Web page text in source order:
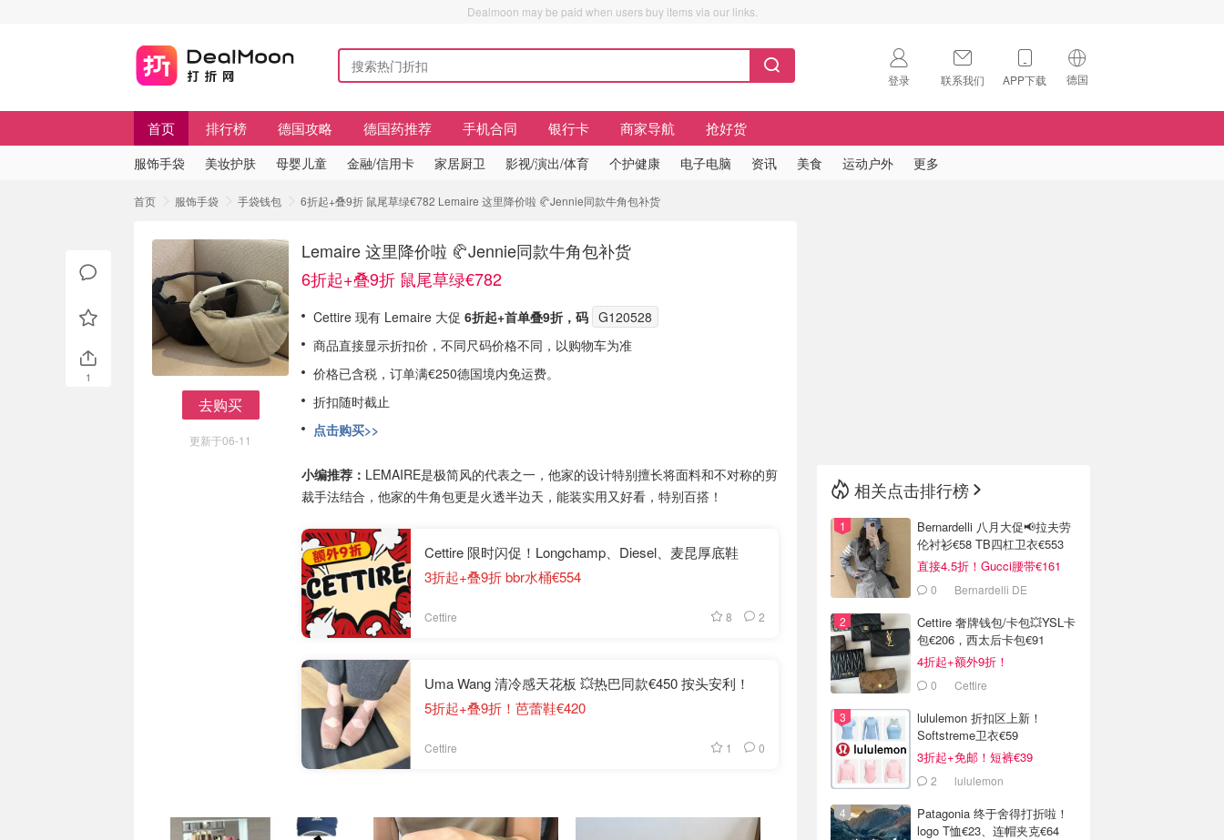
Dealmoon may be paid when users buy items via our links.
登录 联系我们 APP下载 德国
🇺🇸
首页 排行榜 德国攻略 德国药推荐 手机合同 银行卡 商家导航 抢好货
服饰手袋 美妆护肤 母婴儿童 金融/信用卡 家居厨卫 影视/演出/体育 个护健康 电子电脑 资讯 美食 运动户外 更多
首页 服饰手袋 手袋钱包 6折起+叠9折 鼠尾草绿€782 Lemaire 这里降价啦 🥐Jennie同款牛角包补货
去购买
更新于06-11
Lemaire 这里降价啦 🥐Jennie同款牛角包补货
6折起+叠9折 鼠尾草绿€782
Cettire 现有 Lemaire 大促 6折起+首单叠9折，码 G120528
商品直接显示折扣价，不同尺码价格不同，以购物车为准
价格已含税，订单满€250德国境内免运费。
折扣随时截止
点击购买>>
小编推荐： LEMAIRE是极简风的代表之一，他家的设计特别擅长将面料和不对称的剪
裁手法结合，他家的牛角包更是火透半边天，能装实用又好看，特别百搭！
Cettire 限时闪促！Longchamp、Diesel、麦昆厚底鞋
3折起+叠9折 bbr水桶€554
Cettire 8 2
Uma Wang 清冷感天花板 💥热巴同款€450 按头安利！
5折起+叠9折！芭蕾鞋€420
Cettire 1 0
1
相关点击排行榜
Bernardelli 八月大促📢拉夫劳
伦衬衫€58 TB四杠卫衣€553
直接4.5折！Gucci腰带€161
0 Bernardelli DE
Cettire 奢牌钱包/卡包💥YSL卡
包€206，西太后卡包€91
4折起+额外9折！
0 Cettire
lululemon 折扣区上新！
Softstreme卫衣€59
3折起+免邮！短裤€39
2 lululemon
Patagonia 终于舍得打折啦！
logo T恤€23、连帽夹克€64